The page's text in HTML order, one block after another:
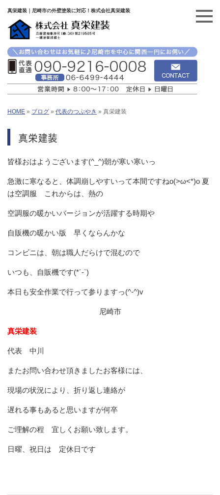
真栄建装｜尼崎市の外壁塗装に対応！株式会社真栄建装
HOME » ブログ » 代表のつぶやき » 真栄建装
真栄建装
皆様おはようございます(^_^)朝が寒い寒いっ
急激に寒なると、体調崩しやすいって本間ですねo(>ω<*)o 夏
は空調服 これからは、熱の
空調服の暖かいバージョンが活躍する時期や
自販機の暖かい版 早くならんかな
コンビニは、朝は職人だらけで混むので
いつも、自販機です(*´-`)
本日も安全作業で行って参りますっ(^-^)v
尼崎市
真栄建装
代表 中川
またお問い合わせ頂きましたお客様には、
現場の状況により、折り返し連絡が
遅れる事もあると思いますが何卒
ご理解の程 宜しくお願い致します。
日曜、祝日は 定休日です